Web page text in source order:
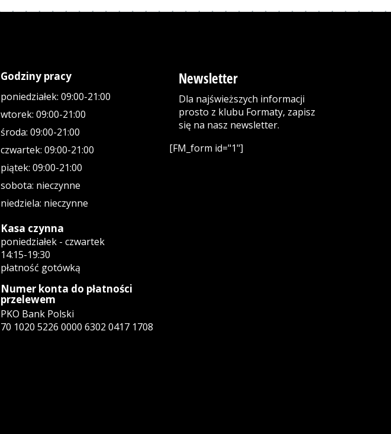
Godziny pracy
poniedziałek: 09:00-21:00
wtorek: 09:00-21:00
środa: 09:00-21:00
czwartek: 09:00-21:00
piątek: 09:00-21:00
sobota: nieczynne
niedziela: nieczynne
Kasa czynna
poniedziałek - czwartek
14:15-19:30
płatność gotówką
Numer konta do płatności
przelewem
PKO Bank Polski
70 1020 5226 0000 6302 0417 1708
Newsletter
Dla najświeższych informacji
prosto z klubu Formaty, zapisz
się na nasz newsletter.
[FM_form id="1"]